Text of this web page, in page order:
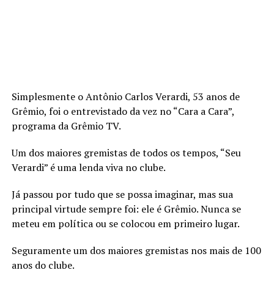
Simplesmente o Antônio Carlos Verardi, 53 anos de
Grêmio, foi o entrevistado da vez no “Cara a Cara”,
programa da Grêmio TV.
Um dos maiores gremistas de todos os tempos, “Seu
Verardi” é uma lenda viva no clube.
Já passou por tudo que se possa imaginar, mas sua
principal virtude sempre foi: ele é Grêmio. Nunca se
meteu em política ou se colocou em primeiro lugar.
Seguramente um dos maiores gremistas nos mais de 100
anos do clube.